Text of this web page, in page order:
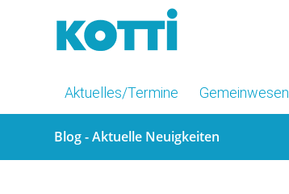
Aktuelles/Termine Gemeinwesen
Blog - Aktuelle Neuigkeiten